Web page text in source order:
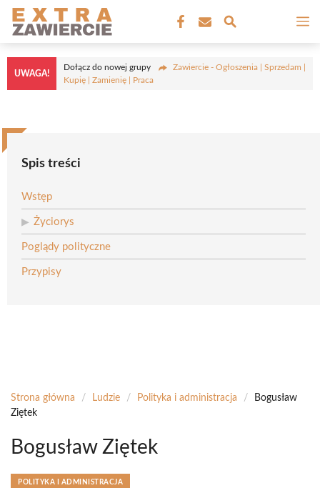
Przejdź
treści
UWAGA!
Dołącz do nowej grupy
Zawiercie - Ogłoszenia | Sprzedam |
Kupię | Zamienię | Praca
Spis treści
Wstęp
Życiorys
Poglądy polityczne
Przypisy
Strona główna / Ludzie / Polityka i administracja /
Bogusław
Ziętek
Bogusław Ziętek
POLITYKA I ADMINISTRACJA